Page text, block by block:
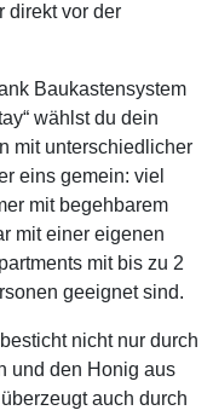
direkt vor der
Baukastensystem
wählst du dein
mit unterschiedlicher
eins gemein: viel
mit begehbarem
mit einer eigenen
mit bis zu 2
geeignet sind.
nicht nur durch
und den Honig aus
auch durch